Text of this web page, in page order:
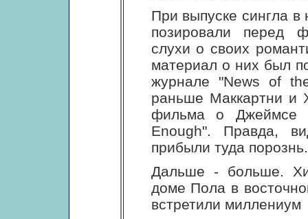
При выпуске сингла
позировали перед
слухи о своих
материал о них был
журнале "News of
раньше Маккартни и
фильма о
Enough". Правда,
прибыли туда порознь.
Дальше - больше.
доме Пола в
встретили миллениум